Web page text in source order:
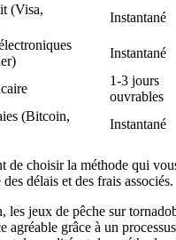
(Visa,
Instantané
Instantané
1-3 jours
ouvrables
(Bitcoin,
Instantané
de choisir la méthode qui
délais et des frais associés.
les jeux de pêche sur
agréable grâce à un